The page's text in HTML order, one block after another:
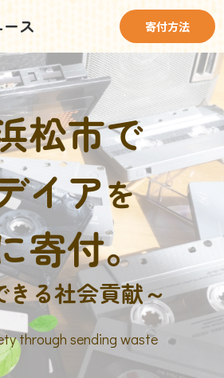
ス 寄付方法
松市で
イアを
寄付。
る社会貢献～
through sending waste